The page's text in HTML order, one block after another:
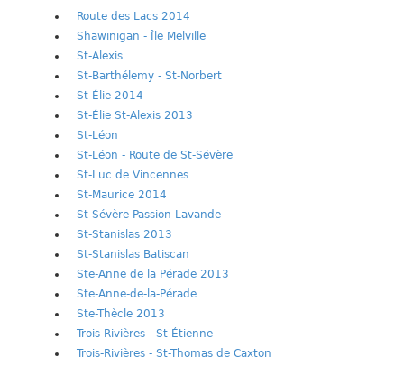
Route des Lacs 2014
Shawinigan - Île Melville
St-Alexis
St-Barthélemy - St-Norbert
St-Élie 2014
St-Élie St-Alexis 2013
St-Léon
St-Léon - Route de St-Sévère
St-Luc de Vincennes
St-Maurice 2014
St-Sévère Passion Lavande
St-Stanislas 2013
St-Stanislas Batiscan
Ste-Anne de la Pérade 2013
Ste-Anne-de-la-Pérade
Ste-Thècle 2013
Trois-Rivières - St-Étienne
Trois-Rivières - St-Thomas de Caxton